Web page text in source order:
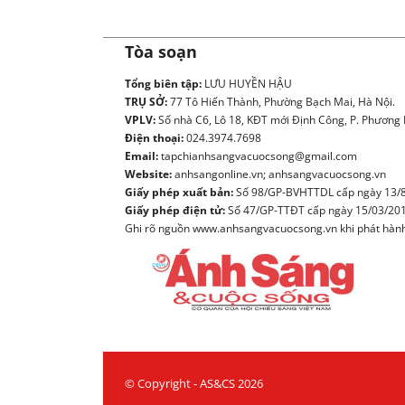
Tòa soạn
Tổng biên tập: LƯU HUYỀN HẬU
TRỤ SỞ:77 Tô Hiến Thành, Phường Bạch Mai, Hà Nội.
VPLV:Số nhà C6, Lô 18, KĐT mới Định Công, P. Phương
Điện thoại:024.3974.7698
Email:tapchianhsangvacuocsong@gmail.com
Website:anhsangonline.vn; anhsangvacuocsong.vn
Giấy phép xuất bản:Số 98/GP-BVHTTDL cấp ngày
Giấy phép điện tử:Số 47/GP-TTĐT cấp ngày 15/03/
Ghi rõ nguồn www.anhsangvacuocsong.vn khi phát
© Copyright - AS&CS 2026